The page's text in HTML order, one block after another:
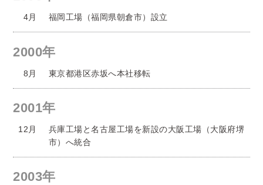
4月 福岡工場（福岡県朝倉市）設立
2000年
8月 東京都港区赤坂へ本社移転
2001年
12月
兵庫工場と名古屋工場を新設の大阪工場（大阪府堺
市）へ統合
2003年